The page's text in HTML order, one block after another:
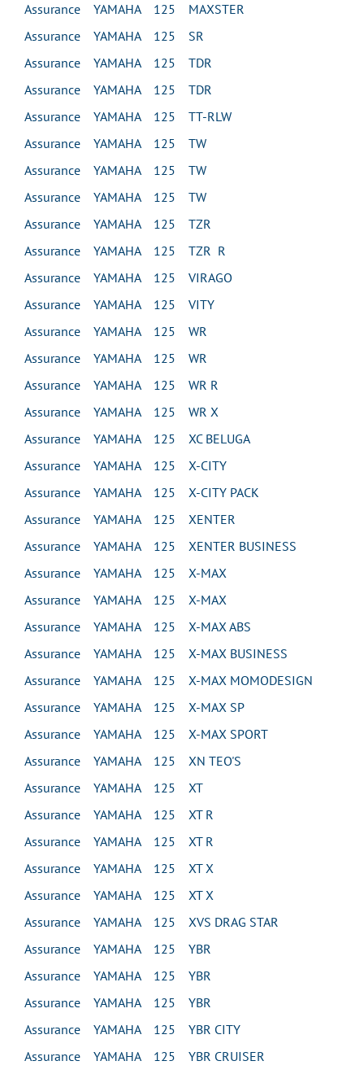
Assurance YAMAHA 125 MAXSTER
Assurance YAMAHA 125 SR
Assurance YAMAHA 125 TDR
Assurance YAMAHA 125 TDR
Assurance YAMAHA 125 TT-RLW
Assurance YAMAHA 125 TW
Assurance YAMAHA 125 TW
Assurance YAMAHA 125 TW
Assurance YAMAHA 125 TZR
Assurance YAMAHA 125 TZR R
Assurance YAMAHA 125 VIRAGO
Assurance YAMAHA 125 VITY
Assurance YAMAHA 125 WR
Assurance YAMAHA 125 WR
Assurance YAMAHA 125 WR R
Assurance YAMAHA 125 WR X
Assurance YAMAHA 125 XC BELUGA
Assurance YAMAHA 125 X-CITY
Assurance YAMAHA 125 X-CITY PACK
Assurance YAMAHA 125 XENTER
Assurance YAMAHA 125 XENTER BUSINESS
Assurance YAMAHA 125 X-MAX
Assurance YAMAHA 125 X-MAX
Assurance YAMAHA 125 X-MAX ABS
Assurance YAMAHA 125 X-MAX BUSINESS
Assurance YAMAHA 125 X-MAX MOMODESIGN
Assurance YAMAHA 125 X-MAX SP
Assurance YAMAHA 125 X-MAX SPORT
Assurance YAMAHA 125 XN TEO'S
Assurance YAMAHA 125 XT
Assurance YAMAHA 125 XT R
Assurance YAMAHA 125 XT R
Assurance YAMAHA 125 XT X
Assurance YAMAHA 125 XT X
Assurance YAMAHA 125 XVS DRAG STAR
Assurance YAMAHA 125 YBR
Assurance YAMAHA 125 YBR
Assurance YAMAHA 125 YBR
Assurance YAMAHA 125 YBR CITY
Assurance YAMAHA 125 YBR CRUISER